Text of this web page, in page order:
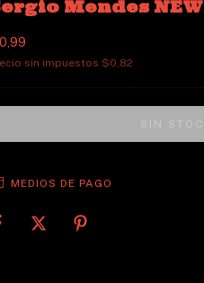
Mendes NEW
sin impuestos $0,82
MEDIOS DE PAGO